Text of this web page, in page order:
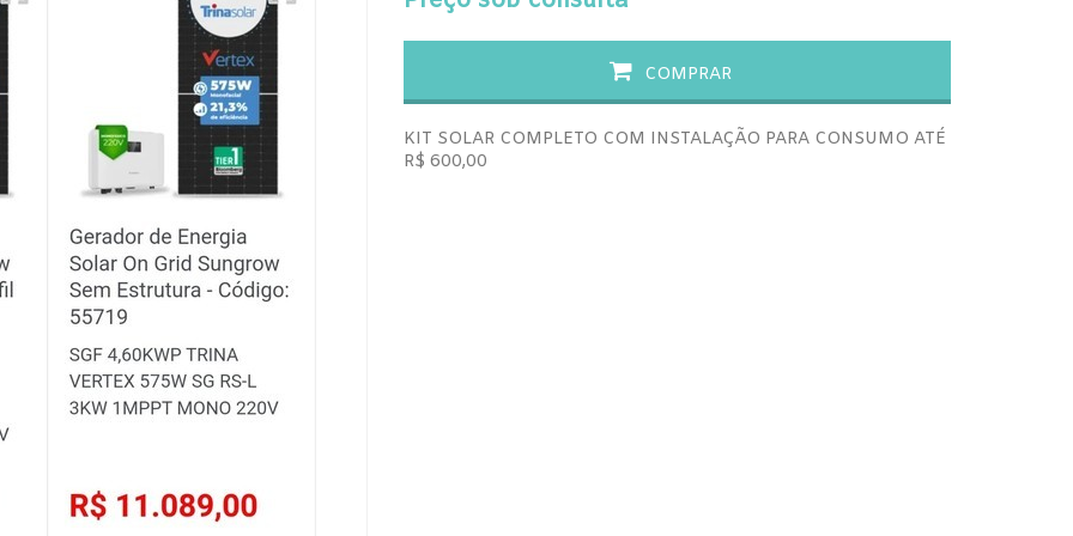
COMPRAR
KIT SOLAR COMPLETO COM INSTALAÇÃO PARA CONSUMO ATÉ
R$ 600,00